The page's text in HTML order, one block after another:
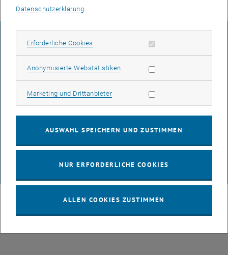
BARRIEREFREIHEITSERKLÄRUNG
COOKIEEINSTELLUNGEN
Datenschutzerklärung.
Erforderliche Cookies Erforderliche Cookies zulassen
Anonymisierte WebstatistikenStatistik Cookies zulassen
Marketing und DrittanbieterMarketing Cookies zulassen
AUSWAHL SPEICHERN UND ZUSTIMMEN
NUR ERFORDERLICHE COOKIES
ALLEN COOKIES ZUSTIMMEN